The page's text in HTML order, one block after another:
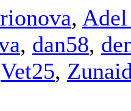
,
, dan58,
Vet25,